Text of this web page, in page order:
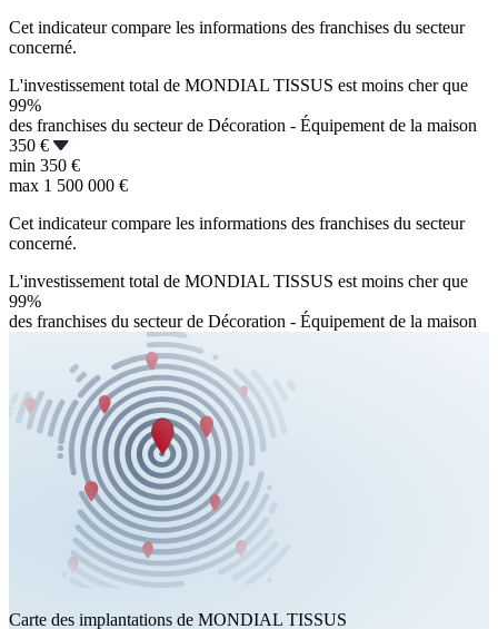
Cet indicateur compare les informations des franchises du secteur
concerné.
L'investissement total de MONDIAL TISSUS est moins cher que
99%
des franchises du secteur de Décoration - Équipement de la maison
350 €
min 350 €
max 1 500 000 €
Cet indicateur compare les informations des franchises du secteur
concerné.
L'investissement total de MONDIAL TISSUS est moins cher que
99%
des franchises du secteur de Décoration - Équipement de la maison
Carte des implantations de MONDIAL TISSUS